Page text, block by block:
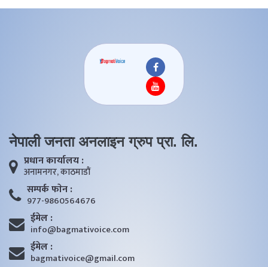
नेपाली जनता अनलाइन ग्रुप प्रा. लि.
प्रधान कार्यालय :
अनामनगर, काठमाडाैं
सम्पर्क फाेन :
977-9860564676
ईमेल :
info@bagmativoice.com
ईमेल :
bagmativoice@gmail.com